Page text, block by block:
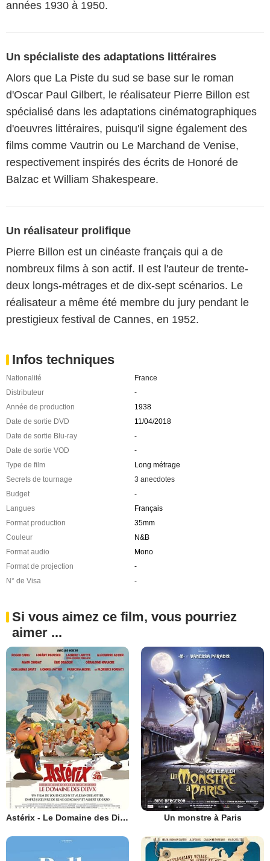
années 1930 à 1950.
Un spécialiste des adaptations littéraires
Alors que La Piste du sud se base sur le roman
d'Oscar Paul Gilbert, le réalisateur Pierre Billon est
spécialisé dans les adaptations cinématographiques
d'oeuvres littéraires, puisqu'il signe également des
films comme Vautrin ou Le Marchand de Venise,
respectivement inspirés des écrits de Honoré de
Balzac et William Shakespeare.
Un réalisateur prolifique
Pierre Billon est un cinéaste français qui a de
nombreux films à son actif. Il est l'auteur de trente-
deux longs-métrages et de dix-sept scénarios. Le
réalisateur a même été membre du jury pendant le
prestigieux festival de Cannes, en 1952.
Infos techniques
Nationalité
France
Distributeur
-
Année de production
1938
Date de sortie DVD
11/04/2018
Date de sortie Blu-ray
-
Date de sortie VOD
-
Type de film
Long métrage
Secrets de tournage
3 anecdotes
Budget
-
Langues
Français
Format production
35mm
Couleur
N&B
Format audio
Mono
Format de projection
-
N° de Visa
-
Si vous aimez ce film, vous pourriez
aimer ...
Astérix - Le Domaine des Dieux Un monstre à Paris